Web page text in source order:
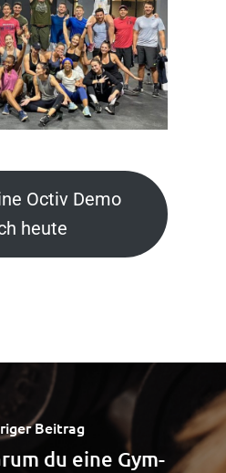
Octiv Demo
heute
Beitrag
du eine Gym-